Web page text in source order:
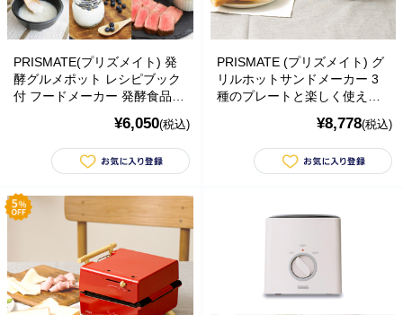
PRISMATE(プリズメイト) 発
酵グルメポット レシピブック
付 フードメーカー 発酵食品/
¥6,050(税込)
PRISMATE (プリズメイト) グ
リルホットサンドメーカー 3
種のプレートと楽しく使える
¥8,778(税込)